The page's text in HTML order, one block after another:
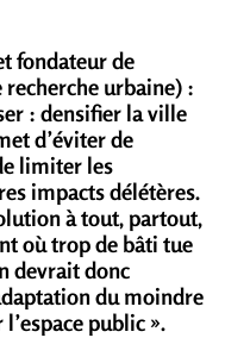
fondateur de
recherche urbaine) :
: densifier la ville
d’éviter de
limiter les
impacts délétères.
à tout, partout,
où trop de bâti tue
devrait donc
du moindre
public ».